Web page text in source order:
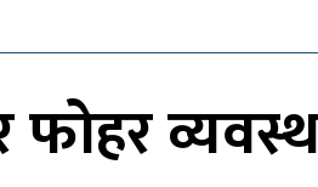
फोहर